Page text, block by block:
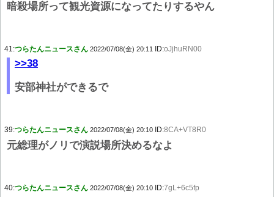
暗殺場所って観光資源になってたりするやん
41:つらたんニュースさん 2022/07/08(金) 20:11 ID:oJjhuRN00
>>38
安部神社ができるで
39:つらたんニュースさん 2022/07/08(金) 20:10 ID:8CA+VT8R0
元総理がノリで演説場所決めるなよ
40:つらたんニュースさん 2022/07/08(金) 20:10 ID:7gL+6c5fp